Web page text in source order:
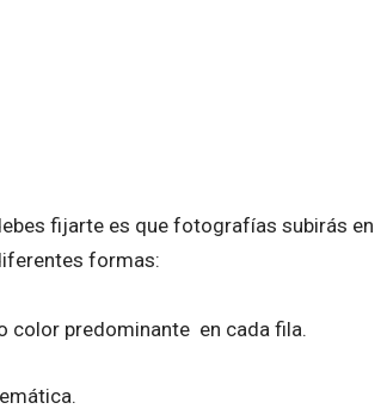
fijarte es que fotografías subirás en
formas:
color predominante en cada fila.